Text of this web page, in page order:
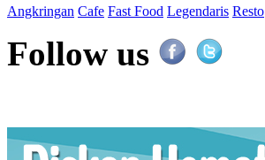
Angkringan Cafe Fast Food Legendaris Resto
Follow us